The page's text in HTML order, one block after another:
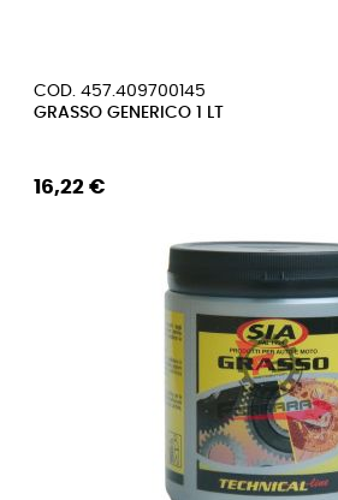
COD. 457.409700145
GRASSO GENERICO 1 LT
16,22 €